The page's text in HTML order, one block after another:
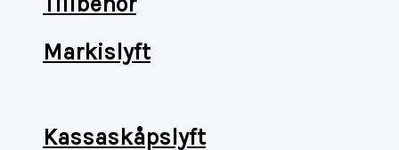
Markislyft
Kassaskåpslyft